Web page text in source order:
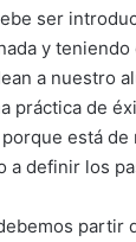
ser
y
a nuestro
práctica de
está
a definir los
partir